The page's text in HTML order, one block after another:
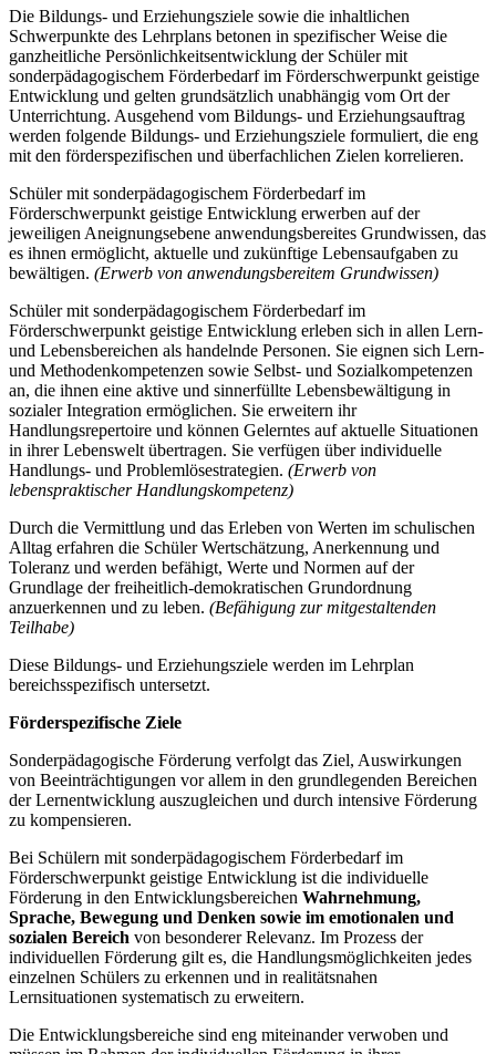
Die Bildungs- und Erziehungsziele sowie die inhaltlichen
Schwerpunkte des Lehrplans betonen in spezifischer Weise die
ganzheitliche Persönlichkeitsentwicklung der Schüler mit
sonderpädagogischem Förderbedarf im Förderschwerpunkt geistige
Entwicklung und gelten grundsätzlich unabhängig vom Ort der
Unterrichtung. Ausgehend vom Bildungs- und Erziehungsauftrag
werden folgende Bildungs- und Erziehungsziele formuliert, die eng
mit den förderspezifischen und überfachlichen Zielen korrelieren.
Schüler mit sonderpädagogischem Förderbedarf im
Förderschwerpunkt geistige Entwicklung erwerben auf der
jeweiligen Aneignungsebene anwendungsbereites Grundwissen, das
es ihnen ermöglicht, aktuelle und zukünftige Lebensaufgaben zu
bewältigen. (Erwerb von anwendungsbereitem Grundwissen)
Schüler mit sonderpädagogischem Förderbedarf im
Förderschwerpunkt geistige Entwicklung erleben sich in allen Lern-
und Lebensbereichen als handelnde Personen. Sie eignen sich Lern-
und Methodenkompetenzen sowie Selbst- und Sozialkompetenzen
an, die ihnen eine aktive und sinnerfüllte Lebensbewältigung in
sozialer Integration ermöglichen. Sie erweitern ihr
Handlungsrepertoire und können Gelerntes auf aktuelle Situationen
in ihrer Lebenswelt übertragen. Sie verfügen über individuelle
Handlungs- und Problemlösestrategien. (Erwerb von
lebenspraktischer Handlungskompetenz)
Durch die Vermittlung und das Erleben von Werten im schulischen
Alltag erfahren die Schüler Wertschätzung, Anerkennung und
Toleranz und werden befähigt, Werte und Normen auf der
Grundlage der freiheitlich-demokratischen Grundordnung
anzuerkennen und zu leben. (Befähigung zur mitgestaltenden
Teilhabe)
Diese Bildungs- und Erziehungsziele werden im Lehrplan
bereichsspezifisch untersetzt.
Förderspezifische Ziele
Sonderpädagogische Förderung verfolgt das Ziel, Auswirkungen
von Beeinträchtigungen vor allem in den grundlegenden Bereichen
der Lernentwicklung auszugleichen und durch intensive Förderung
zu kompensieren.
Bei Schülern mit sonderpädagogischem Förderbedarf im
Förderschwerpunkt geistige Entwicklung ist die individuelle
Förderung in den Entwicklungsbereichen Wahrnehmung,
Sprache, Bewegung und Denken sowie im emotionalen und
sozialen Bereich von besonderer Relevanz. Im Prozess der
individuellen Förderung gilt es, die Handlungsmöglichkeiten jedes
einzelnen Schülers zu erkennen und in realitätsnahen
Lernsituationen systematisch zu erweitern.
Die Entwicklungsbereiche sind eng miteinander verwoben und